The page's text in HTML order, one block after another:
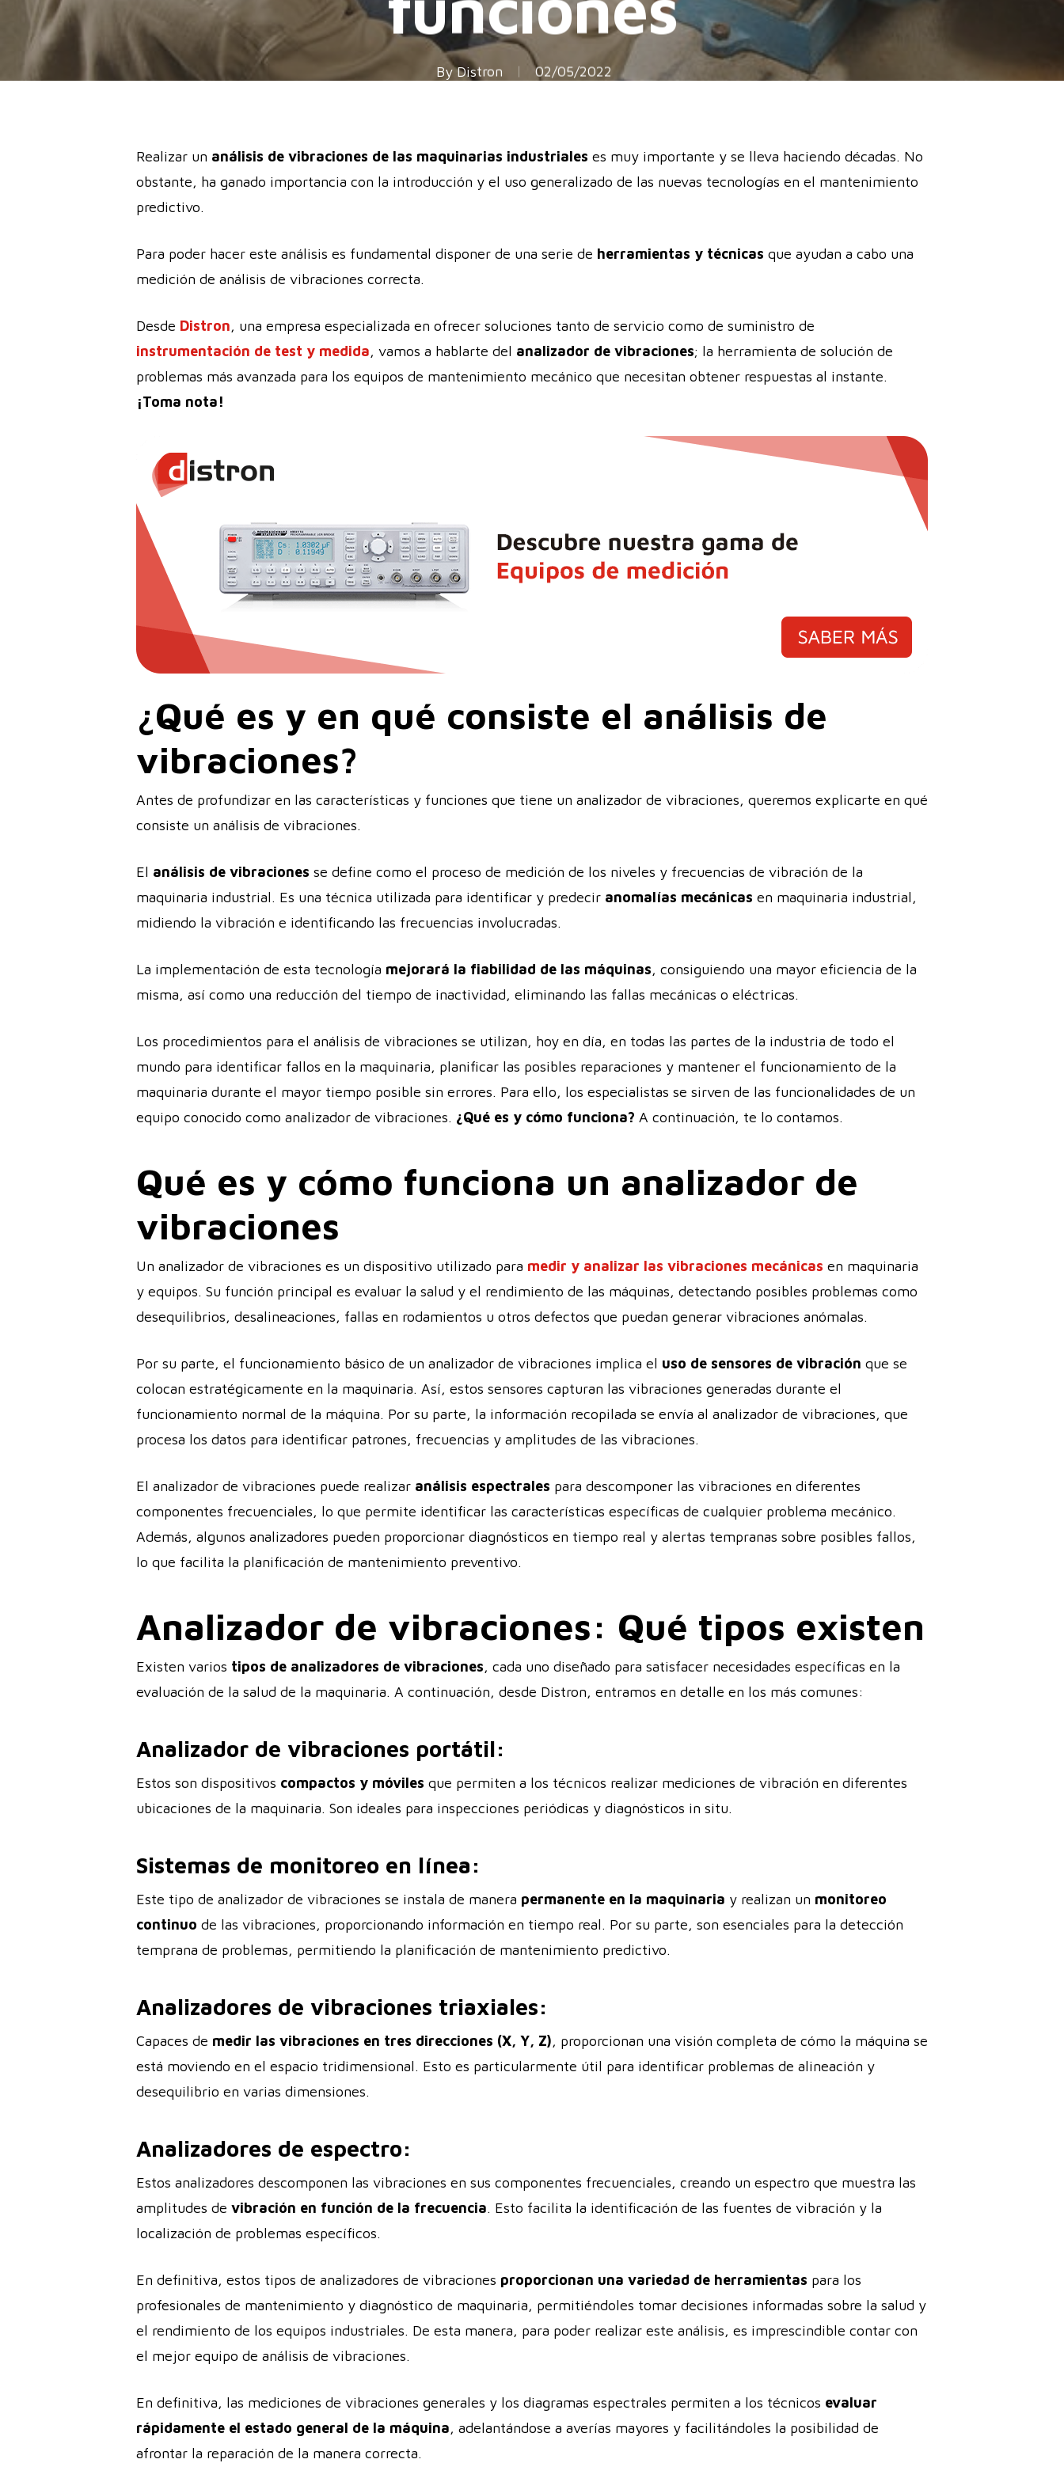
By Distron 02/05/2022
Realizar un análisis de vibraciones de las maquinarias industriales es muy importante y se lleva haciendo décadas. No
obstante, ha ganado importancia con la introducción y el uso generalizado de las nuevas tecnologías en el mantenimiento
predictivo.
Para poder hacer este análisis es fundamental disponer de una serie de herramientas y técnicas que ayudan a cabo una
medición de análisis de vibraciones correcta.
Desde Distron, una empresa especializada en ofrecer soluciones tanto de servicio como de suministro de
instrumentación de test y medida, vamos a hablarte del analizador de vibraciones; la herramienta de solución de
problemas más avanzada para los equipos de mantenimiento mecánico que necesitan obtener respuestas al instante.
¡Toma nota!
¿Qué es y en qué consiste el análisis de
vibraciones?
Antes de profundizar en las características y funciones que tiene un analizador de vibraciones, queremos explicarte en qué
consiste un análisis de vibraciones.
El análisis de vibraciones se define como el proceso de medición de los niveles y frecuencias de vibración de la
maquinaria industrial. Es una técnica utilizada para identificar y predecir anomalías mecánicas en maquinaria industrial,
midiendo la vibración e identificando las frecuencias involucradas.
La implementación de esta tecnología mejorará la fiabilidad de las máquinas, consiguiendo una mayor eficiencia de la
misma, así como una reducción del tiempo de inactividad, eliminando las fallas mecánicas o eléctricas.
Los procedimientos para el análisis de vibraciones se utilizan, hoy en día, en todas las partes de la industria de todo el
mundo para identificar fallos en la maquinaria, planificar las posibles reparaciones y mantener el funcionamiento de la
maquinaria durante el mayor tiempo posible sin errores. Para ello, los especialistas se sirven de las funcionalidades de un
equipo conocido como analizador de vibraciones. ¿Qué es y cómo funciona? A continuación, te lo contamos.
Qué es y cómo funciona un analizador de
vibraciones
Un analizador de vibraciones es un dispositivo utilizado para medir y analizar las vibraciones mecánicas en maquinaria
y equipos. Su función principal es evaluar la salud y el rendimiento de las máquinas, detectando posibles problemas como
desequilibrios, desalineaciones, fallas en rodamientos u otros defectos que puedan generar vibraciones anómalas.
Por su parte, el funcionamiento básico de un analizador de vibraciones implica el uso de sensores de vibración que se
colocan estratégicamente en la maquinaria. Así, estos sensores capturan las vibraciones generadas durante el
funcionamiento normal de la máquina. Por su parte, la información recopilada se envía al analizador de vibraciones, que
procesa los datos para identificar patrones, frecuencias y amplitudes de las vibraciones.
El analizador de vibraciones puede realizar análisis espectrales para descomponer las vibraciones en diferentes
componentes frecuenciales, lo que permite identificar las características específicas de cualquier problema mecánico.
Además, algunos analizadores pueden proporcionar diagnósticos en tiempo real y alertas tempranas sobre posibles fallos,
lo que facilita la planificación de mantenimiento preventivo.
Analizador de vibraciones: Qué tipos existen
Existen varios tipos de analizadores de vibraciones, cada uno diseñado para satisfacer necesidades específicas en la
evaluación de la salud de la maquinaria. A continuación, desde Distron, entramos en detalle en los más comunes:
Analizador de vibraciones portátil:
Estos son dispositivos compactos y móviles que permiten a los técnicos realizar mediciones de vibración en diferentes
ubicaciones de la maquinaria. Son ideales para inspecciones periódicas y diagnósticos in situ.
Sistemas de monitoreo en línea:
Este tipo de analizador de vibraciones se instala de manera permanente en la maquinaria y realizan un monitoreo
continuo de las vibraciones, proporcionando información en tiempo real. Por su parte, son esenciales para la detección
temprana de problemas, permitiendo la planificación de mantenimiento predictivo.
Analizadores de vibraciones triaxiales:
Capaces de medir las vibraciones en tres direcciones (X, Y, Z), proporcionan una visión completa de cómo la máquina se
está moviendo en el espacio tridimensional. Esto es particularmente útil para identificar problemas de alineación y
desequilibrio en varias dimensiones.
Analizadores de espectro:
Estos analizadores descomponen las vibraciones en sus componentes frecuenciales, creando un espectro que muestra las
amplitudes de vibración en función de la frecuencia. Esto facilita la identificación de las fuentes de vibración y la
localización de problemas específicos.
En definitiva, estos tipos de analizadores de vibraciones proporcionan una variedad de herramientas para los
profesionales de mantenimiento y diagnóstico de maquinaria, permitiéndoles tomar decisiones informadas sobre la salud y
el rendimiento de los equipos industriales. De esta manera, para poder realizar este análisis, es imprescindible contar con
el mejor equipo de análisis de vibraciones.
En definitiva, las mediciones de vibraciones generales y los diagramas espectrales permiten a los técnicos evaluar
rápidamente el estado general de la máquina, adelantándose a averías mayores y facilitándoles la posibilidad de
afrontar la reparación de la manera correcta.